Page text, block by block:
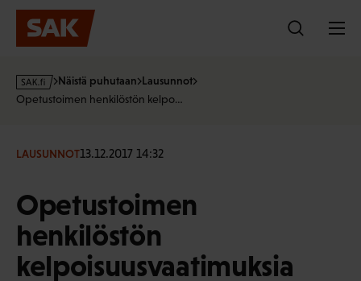
Hyppää
sisältöön
s
a
f
Näistä puhutaan Lausunnot
Opetustoimen henkilöstön kelpo…
LAUSUNNOT13.12.2017 14:32
Opetustoimen
henkilöstön
kelpoisuusvaatimuksia